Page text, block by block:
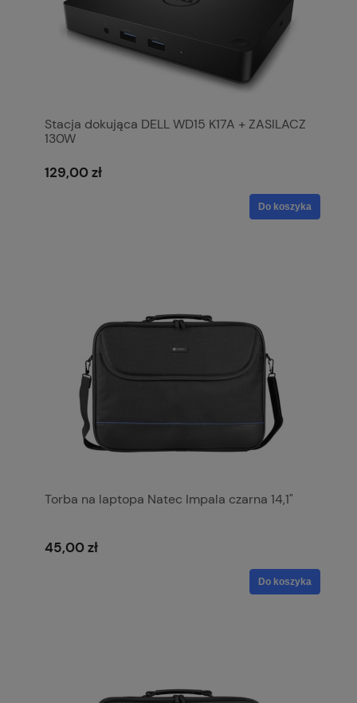
Stacja dokująca DELL WD15 K17A + ZASILACZ
130W
129,00 zł
Do koszyka
Torba na laptopa Natec Impala czarna 14,1"
45,00 zł
Do koszyka